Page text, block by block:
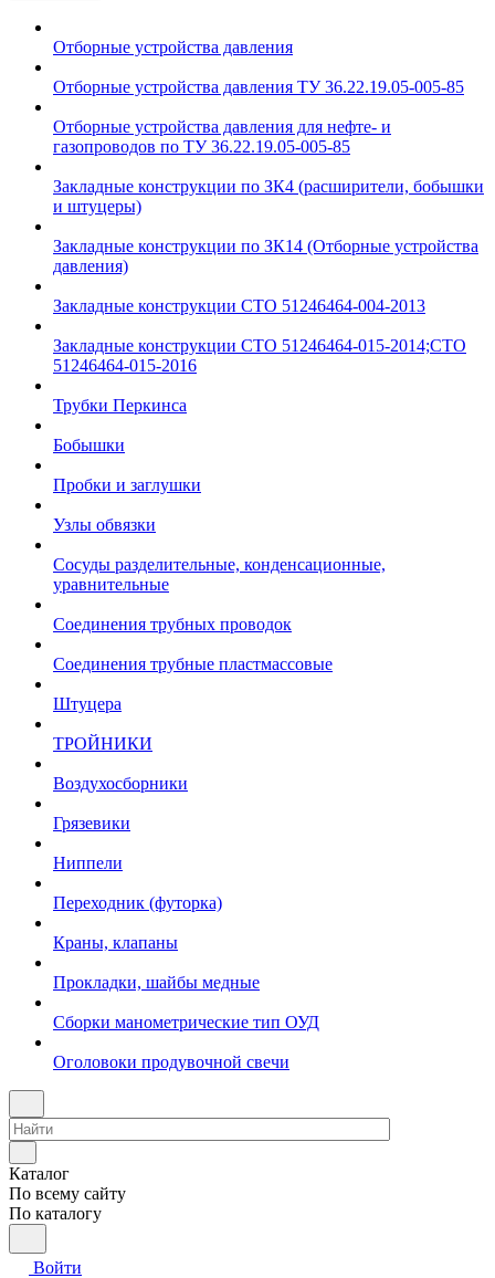
Отборные устройства давления
Отборные устройства давления ТУ 36.22.19.05-005-85
Отборные устройства давления для нефте- и
газопроводов по ТУ 36.22.19.05-005-85
Закладные конструкции по ЗК4 (расширители, бобышки
и штуцеры)
Закладные конструкции по ЗК14 (Отборные устройства
давления)
Закладные конструкции СТО 51246464-004-2013
Закладные конструкции СТО 51246464-015-2014;СТО
51246464-015-2016
Трубки Перкинса
Бобышки
Пробки и заглушки
Узлы обвязки
Сосуды разделительные, конденсационные,
уравнительные
Соединения трубных проводок
Соединения трубные пластмассовые
Штуцера
ТРОЙНИКИ
Воздухосборники
Грязевики
Ниппели
Переходник (футорка)
Краны, клапаны
Прокладки, шайбы медные
Сборки манометрические тип ОУД
Оголовоки продувочной свечи
Каталог
По всему сайту
По каталогу
Войти